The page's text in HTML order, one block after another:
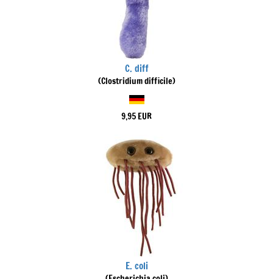
C. diff
(Clostridium difficile)
9,95 EUR
E. coli